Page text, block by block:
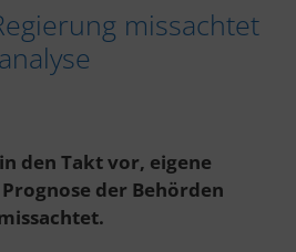
missachtet
den Takt vor, eigene
der Behörden